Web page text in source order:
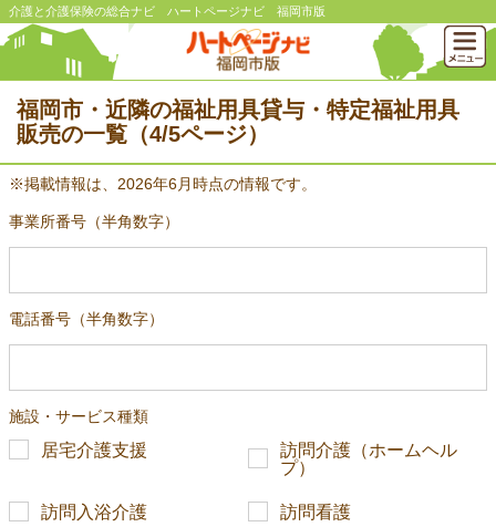
介護と介護保険の総合ナビ ハートページナビ 福岡市版
福岡市・近隣の福祉用具貸与・特定福祉用具
販売の一覧（4/5ページ）
※掲載情報は、2026年6月時点の情報です。
事業所番号（半角数字）
電話番号（半角数字）
施設・サービス種類
居宅介護支援
訪問介護（ホームヘル
プ）
訪問入浴介護 訪問看護